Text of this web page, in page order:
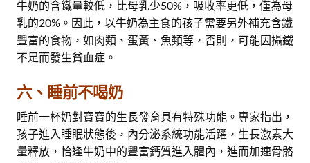
牛奶的含鐵量較低，比母乳少50%，吸收率更低，僅為母
乳的20%。因此，以牛奶為主食的孩子需要另外補充含鐵
豐富的食物，如肉類、蛋黃、魚類等，否則，可能因攝鐵
不足而發生貧血症。
六、睡前不喝奶
睡前一杯奶對寶寶的生長發育具有特殊功能。專家指出，
孩子進入睡眠狀態後，內分泌系統功能活躍，生長激素大
量釋放，恰逢牛奶中的豐富鈣質進入體內，進而加速骨骼